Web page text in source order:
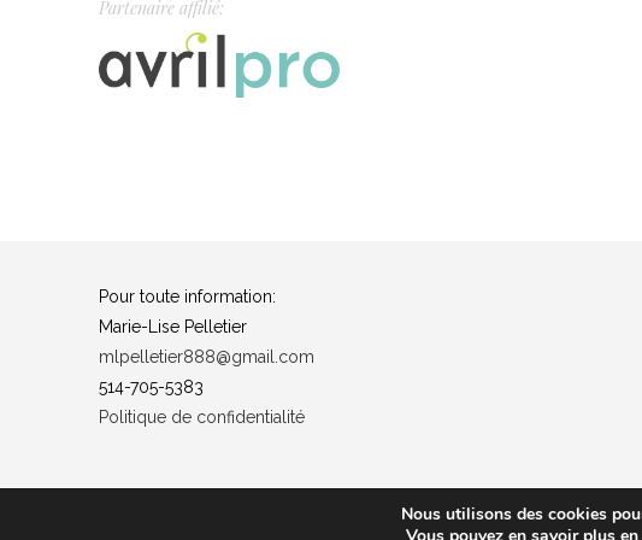
Partenaire affilié:
Pour toute information:
Marie-Lise Pelletier
mlpelletier888@gmail.com
514-705-5383
Politique de confidentialité
Nous utilisons des cookies